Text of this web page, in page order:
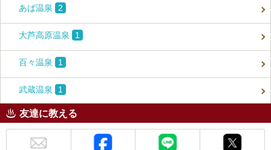
あば温泉 2
大芦高原温泉 1
百々温泉 1
武蔵温泉 1
友達に教える